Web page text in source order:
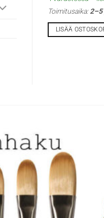
Toimitusaika:2–5
LISÄÄ